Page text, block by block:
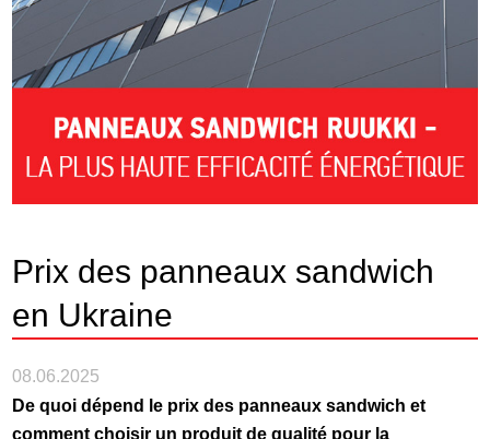
Prix des panneaux sandwich
en Ukraine
08.06.2025
De quoi dépend le prix des panneaux sandwich et
comment choisir un produit de qualité pour la